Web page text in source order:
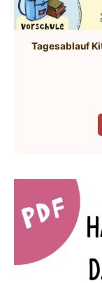
Tagesablauf